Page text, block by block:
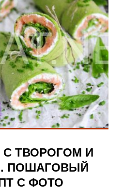
С ТВОРОГОМ И
ПОШАГОВЫЙ
С ФОТО